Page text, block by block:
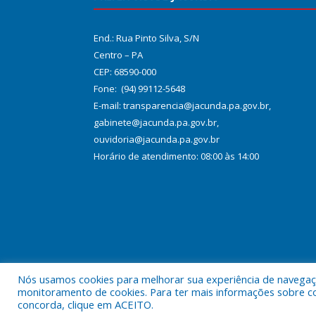
End.: Rua Pinto Silva, S/N
Centro – PA
CEP: 68590-000
Fone: (94) 99112-5648
E-mail: transparencia@jacunda.pa.gov.br,
gabinete@jacunda.pa.gov.br,
ouvidoria@jacunda.pa.gov.br
Horário de atendimento: 08:00 às 14:00
Todos os direitos reservados a Prefeitura
Nós usamos cookies para melhorar sua experiência de
monitoramento de cookies. Para ter mais informações sobre
concorda, clique em ACEITO.